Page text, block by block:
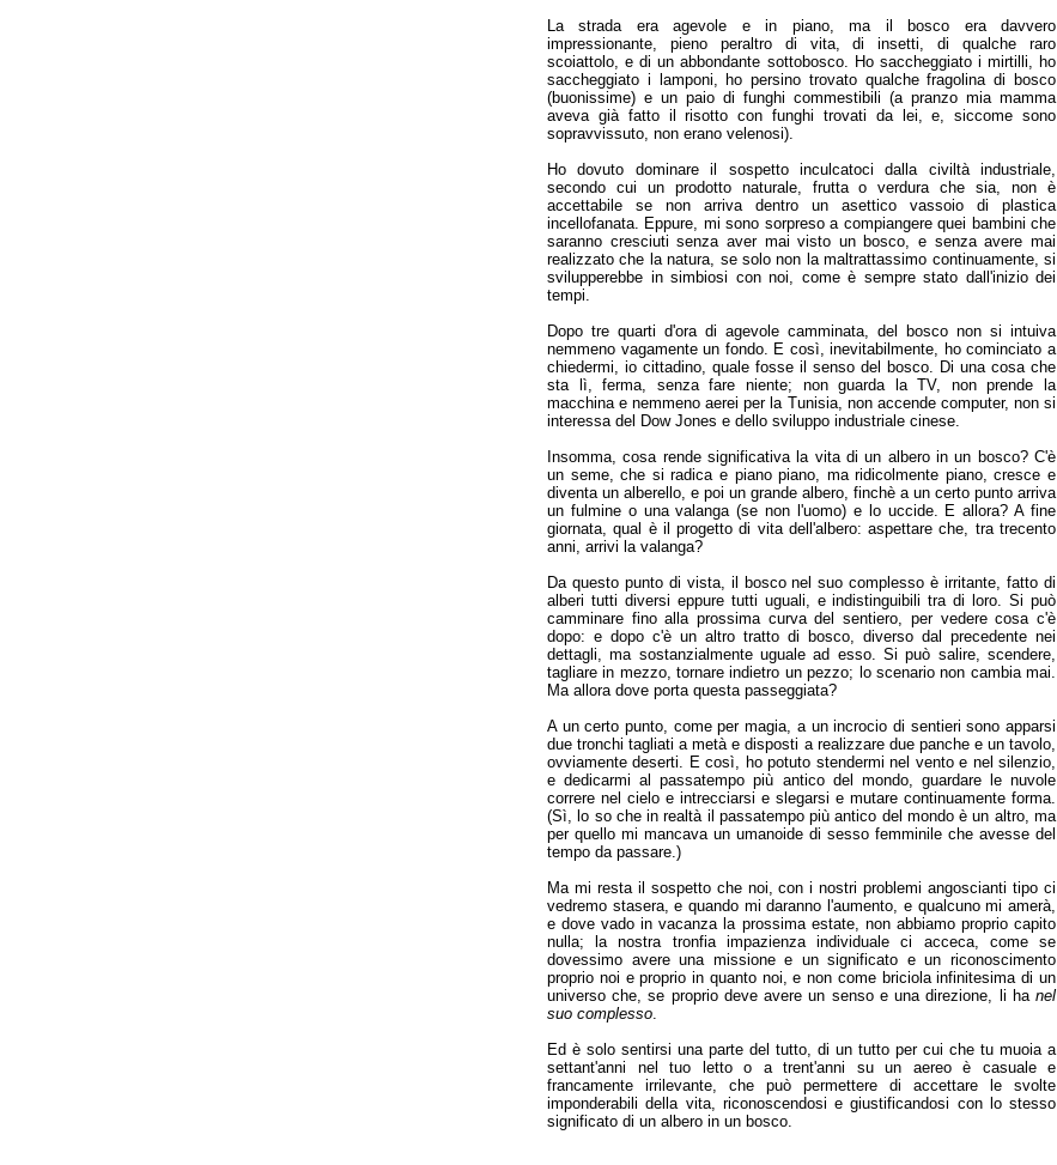
La strada era agevole e in piano, ma il bosco era davvero
impressionante, pieno peraltro di vita, di insetti, di qualche raro
scoiattolo, e di un abbondante sottobosco. Ho saccheggiato i mirtilli, ho
saccheggiato i lamponi, ho persino trovato qualche fragolina di bosco
(buonissime) e un paio di funghi commestibili (a pranzo mia mamma
aveva già fatto il risotto con funghi trovati da lei, e, siccome sono
sopravvissuto, non erano velenosi).
Ho dovuto dominare il sospetto inculcatoci dalla civiltà industriale,
secondo cui un prodotto naturale, frutta o verdura che sia, non è
accettabile se non arriva dentro un asettico vassoio di plastica
incellofanata. Eppure, mi sono sorpreso a compiangere quei bambini che
saranno cresciuti senza aver mai visto un bosco, e senza avere mai
realizzato che la natura, se solo non la maltrattassimo continuamente, si
svilupperebbe in simbiosi con noi, come è sempre stato dall'inizio dei
tempi.
Dopo tre quarti d'ora di agevole camminata, del bosco non si intuiva
nemmeno vagamente un fondo. E così, inevitabilmente, ho cominciato a
chiedermi, io cittadino, quale fosse il senso del bosco. Di una cosa che
sta lì, ferma, senza fare niente; non guarda la TV, non prende la
macchina e nemmeno aerei per la Tunisia, non accende computer, non si
interessa del Dow Jones e dello sviluppo industriale cinese.
Insomma, cosa rende significativa la vita di un albero in un bosco? C'è
un seme, che si radica e piano piano, ma ridicolmente piano, cresce e
diventa un alberello, e poi un grande albero, finchè a un certo punto arriva
un fulmine o una valanga (se non l'uomo) e lo uccide. E allora? A fine
giornata, qual è il progetto di vita dell'albero: aspettare che, tra trecento
anni, arrivi la valanga?
Da questo punto di vista, il bosco nel suo complesso è irritante, fatto di
alberi tutti diversi eppure tutti uguali, e indistinguibili tra di loro. Si può
camminare fino alla prossima curva del sentiero, per vedere cosa c'è
dopo: e dopo c'è un altro tratto di bosco, diverso dal precedente nei
dettagli, ma sostanzialmente uguale ad esso. Si può salire, scendere,
tagliare in mezzo, tornare indietro un pezzo; lo scenario non cambia mai.
Ma allora dove porta questa passeggiata?
A un certo punto, come per magia, a un incrocio di sentieri sono apparsi
due tronchi tagliati a metà e disposti a realizzare due panche e un tavolo,
ovviamente deserti. E così, ho potuto stendermi nel vento e nel silenzio,
e dedicarmi al passatempo più antico del mondo, guardare le nuvole
correre nel cielo e intrecciarsi e slegarsi e mutare continuamente forma.
(Sì, lo so che in realtà il passatempo più antico del mondo è un altro, ma
per quello mi mancava un umanoide di sesso femminile che avesse del
tempo da passare.)
Ma mi resta il sospetto che noi, con i nostri problemi angoscianti tipo ci
vedremo stasera, e quando mi daranno l'aumento, e qualcuno mi amerà,
e dove vado in vacanza la prossima estate, non abbiamo proprio capito
nulla; la nostra tronfia impazienza individuale ci acceca, come se
dovessimo avere una missione e un significato e un riconoscimento
proprio noi e proprio in quanto noi, e non come briciola infinitesima di un
universo che, se proprio deve avere un senso e una direzione, li ha nel
suo complesso.
Ed è solo sentirsi una parte del tutto, di un tutto per cui che tu muoia a
settant'anni nel tuo letto o a trent'anni su un aereo è casuale e
francamente irrilevante, che può permettere di accettare le svolte
imponderabili della vita, riconoscendosi e giustificandosi con lo stesso
significato di un albero in un bosco.